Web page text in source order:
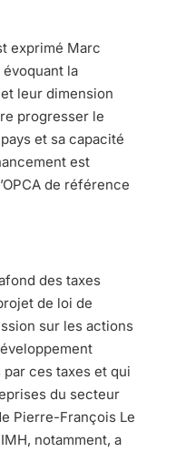
exprimé Marc
évoquant la
leur dimension
progresser le
et sa capacité
est
de référence
des taxes
de loi de
sur les actions
ces taxes et qui
du secteur
Pierre-François Le
notamment, a